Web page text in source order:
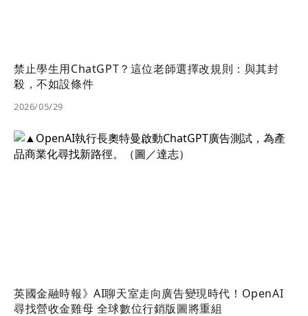
禁止學生用ChatGPT？這位老師選擇改規則：與其封
殺，不如設條件
2026/05/29
英國金融時報》AI聊天室走向廣告變現時代！OpenAI
尋找營收金雞母 全球數位行銷版圖將重組